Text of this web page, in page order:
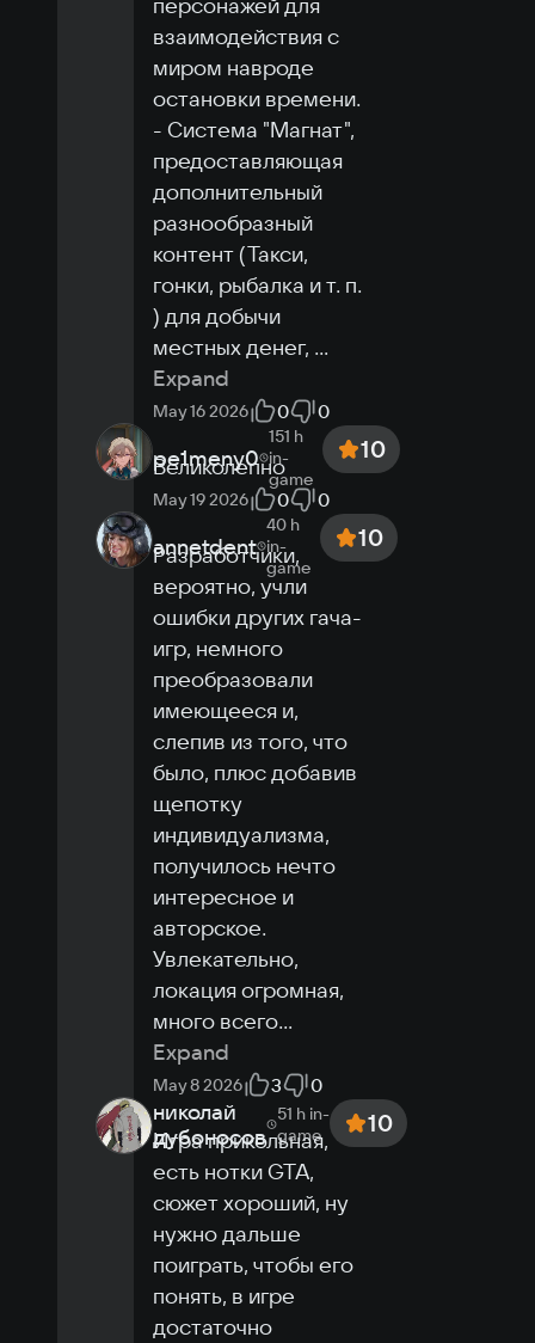
взаимодействия с
миром навроде
остановки времени.
- Система "Магнат",
предоставляющая
дополнительный
разнообразный
контент (Такси,
гонки, рыбалка и т. п.
) для добычи
местных денег, ...
Expand
May 16 2026 0 0
pe1meny0
151 h
in-
game
10
Великолепно
May 19 2026 0 0
annetdent
40 h
in-
game
10
Разработчики,
вероятно, учли
ошибки других гача-
игр, немного
преобразовали
имеющееся и,
слепив из того, что
было, плюс добавив
щепотку
индивидуализма,
получилось нечто
интересное и
авторское.
Увлекательно,
локация огромная,
много всего...
Expand
May 8 2026 3 0
николай
дубоносов
51 h in-
game
10
Игра прикольная,
есть нотки GTA,
сюжет хороший, ну
нужно дальше
поиграть, чтобы его
понять, в игре
достаточно